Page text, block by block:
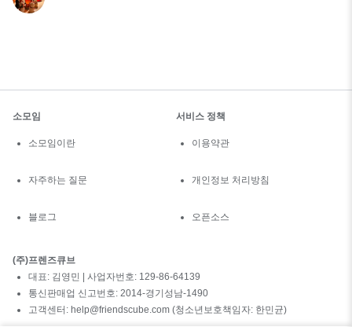
소모임
소모임이란
자주하는 질문
블로그
서비스 정책
이용약관
개인정보 처리방침
오픈소스
(주)프렌즈큐브
대표: 김영민 | 사업자번호: 129-86-64139
통신판매업 신고번호: 2014-경기성남-1490
고객센터: help@friendscube.com (청소년보호책임자: 한민균)